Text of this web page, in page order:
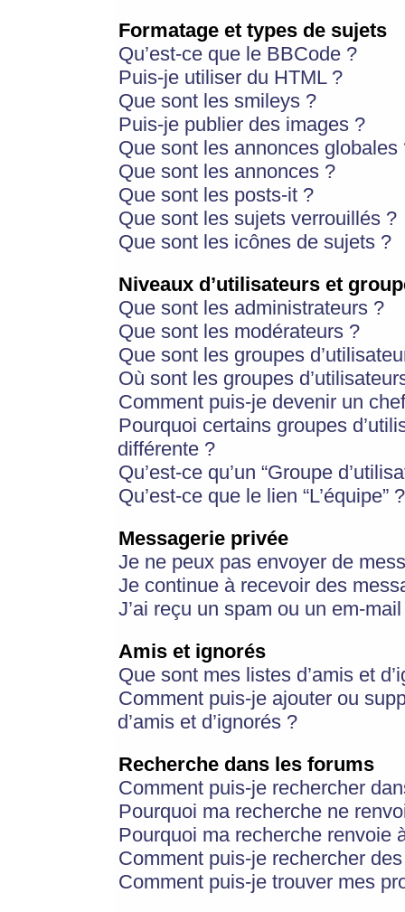
Formatage et types de sujets
Qu’est-ce que le BBCode ?
Puis-je utiliser du HTML ?
Que sont les smileys ?
Puis-je publier des images ?
Que sont les annonces globales
Que sont les annonces ?
Que sont les posts-it ?
Que sont les sujets verrouillés ?
Que sont les icônes de sujets ?
Niveaux d’utilisateurs et
Que sont les administrateurs ?
Que sont les modérateurs ?
Que sont les groupes
Où sont les groupes
Comment puis-je devenir un
Pourquoi certains groupes
différente ?
Qu’est-ce qu’un “Groupe
Qu’est-ce que le lien “L’équipe” ?
Messagerie privée
Je ne peux pas envoyer de
Je continue à recevoir des
J’ai reçu un spam ou un em-
Amis et ignorés
Que sont mes listes d’amis et
Comment puis-je ajouter ou
d’amis et d’ignorés ?
Recherche dans les forums
Comment puis-je rechercher
Pourquoi ma recherche ne
Pourquoi ma recherche renvoie
Comment puis-je rechercher
Comment puis-je trouver mes